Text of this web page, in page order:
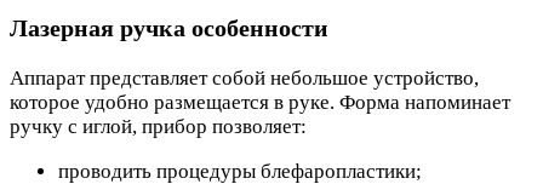
Лазерная ручка особенности
Аппарат представляет собой небольшое устройство,
которое удобно размещается в руке. Форма напоминает
ручку с иглой, прибор позволяет:
проводить процедуры блефаропластики;